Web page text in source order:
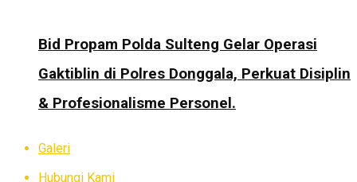
Bid Propam Polda Sulteng Gelar Operasi
Gaktiblin di Polres Donggala, Perkuat Disiplin
& Profesionalisme Personel.
Galeri
Hubungi Kami